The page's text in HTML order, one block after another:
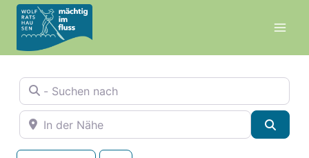
Zum
Inhalt
springen
- Suchen nach
In der Nähe